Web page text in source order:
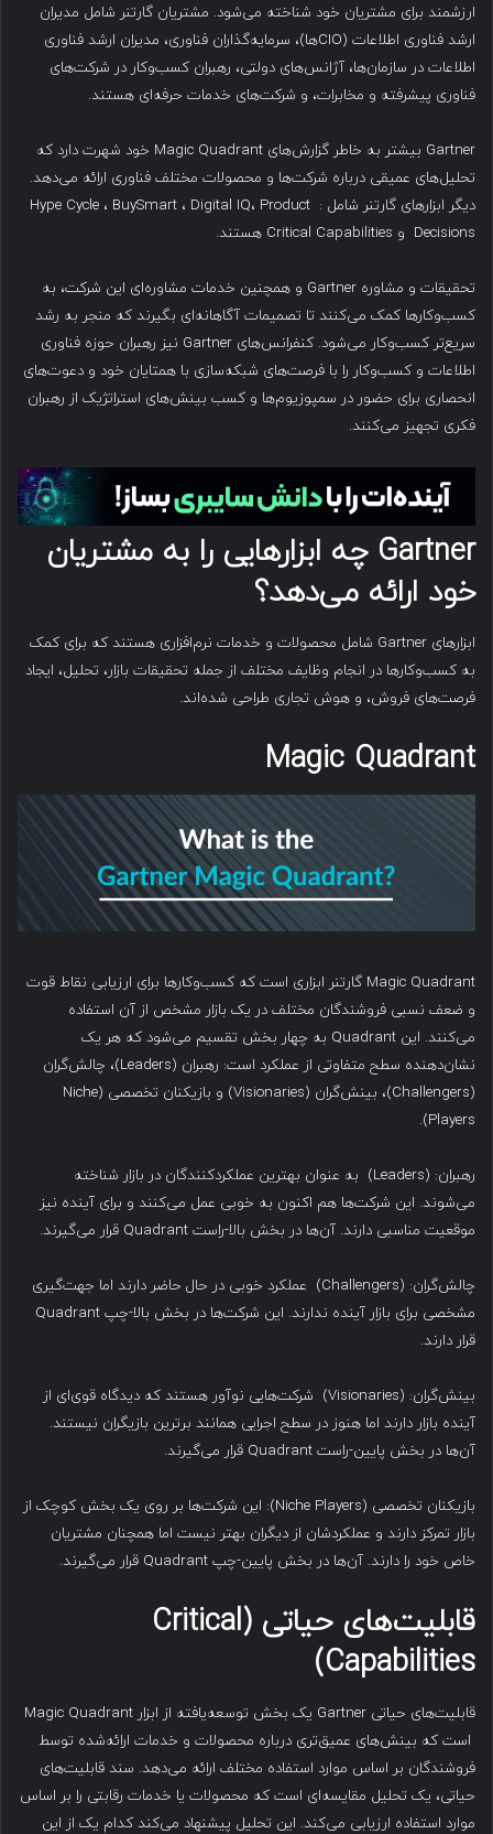
ارزشمند برای مشتریان خود شناخته می‌شود. مشتریان گارتنر شامل مدیران
ارشد فناوری اطلاعات (CIOها)، سرمایه‌گذاران فناوری، مدیران ارشد فناوری
اطلاعات در سازمان‌ها، آژانس‌های دولتی، رهبران کسب‌وکار در شرکت‌های
فناوری پیشرفته و مخابرات، و شرکت‌های خدمات حرفه‌ای هستند.
Gartner بیشتر به خاطر گزارش‌های Magic Quadrant خود شهرت دارد که
تحلیل‌های عمیقی درباره شرکت‌ها و محصولات مختلف فناوری ارائه می‌دهد.
دیگر ابزارهای گارتنر شامل : Hype Cycle ، BuySmart ، Digital IQ، Product
Decisions و Critical Capabilities هستند.
تحقیقات و مشاوره Gartner و همچنین خدمات مشاوره‌ای این شرکت، به
کسب‌وکارها کمک می‌کنند تا تصمیمات آگاهانه‌ای بگیرند که منجر به رشد
سریع‌تر کسب‌وکار می‌شود. کنفرانس‌های Gartner نیز رهبران حوزه فناوری
اطلاعات و کسب‌وکار را با فرصت‌های شبکه‌سازی با همتایان خود و دعوت‌های
انحصاری برای حضور در سمپوزیوم‌ها و کسب بینش‌های استراتژیک از رهبران
فکری تجهیز می‌کنند.
Gartner چه ابزارهایی را به مشتریان
خود ارائه می‌دهد؟
ابزارهای Gartner شامل محصولات و خدمات نرم‌افزاری هستند که برای کمک
به کسب‌وکارها در انجام وظایف مختلف از جمله تحقیقات بازار، تحلیل، ایجاد
فرصت‌های فروش، و هوش تجاری طراحی شده‌اند.
Magic Quadrant
Magic Quadrant گارتنر ابزاری است که کسب‌وکارها برای ارزیابی نقاط قوت
و ضعف نسبی فروشندگان مختلف در یک بازار مشخص از آن استفاده
می‌کنند. این Quadrant به چهار بخش تقسیم می‌شود که هر یک
نشان‌دهنده سطح متفاوتی از عملکرد است: رهبران (Leaders)، چالش‌گران
(Challengers)، بینش‌گران (Visionaries) و بازیکنان تخصصی (Niche
Players).
رهبران: (Leaders) به عنوان بهترین عملکردکنندگان در بازار شناخته
می‌شوند. این شرکت‌ها هم اکنون به خوبی عمل می‌کنند و برای آینده نیز
موقعیت مناسبی دارند. آن‌ها در بخش بالا-راست Quadrant قرار می‌گیرند.
چالش‌گران: (Challengers) عملکرد خوبی در حال حاضر دارند اما جهت‌گیری
مشخصی برای بازار آینده ندارند. این شرکت‌ها در بخش بالا-چپ Quadrant
قرار دارند.
بینش‌گران: (Visionaries) شرکت‌هایی نوآور هستند که دیدگاه قوی‌ای از
آینده بازار دارند اما هنوز در سطح اجرایی همانند برترین بازیگران نیستند.
آن‌ها در بخش پایین-راست Quadrant قرار می‌گیرند.
بازیکنان تخصصی (Niche Players): این شرکت‌ها بر روی یک بخش کوچک از
بازار تمرکز دارند و عملکردشان از دیگران بهتر نیست اما همچنان مشتریان
خاص خود را دارند. آن‌ها در بخش پایین-چپ Quadrant قرار می‌گیرند.
قابلیت‌های حیاتی (Critical
Capabilities)
قابلیت‌های حیاتی Gartner یک بخش توسعه‌یافته از ابزار Magic Quadrant
است که بینش‌های عمیق‌تری درباره محصولات و خدمات ارائه‌شده توسط
فروشندگان بر اساس موارد استفاده مختلف ارائه می‌دهد. سند قابلیت‌های
حیاتی، یک تحلیل مقایسه‌ای است که محصولات یا خدمات رقابتی را بر اساس
موارد استفاده ارزیابی می‌کند. این تحلیل پیشنهاد می‌کند کدام یک از این